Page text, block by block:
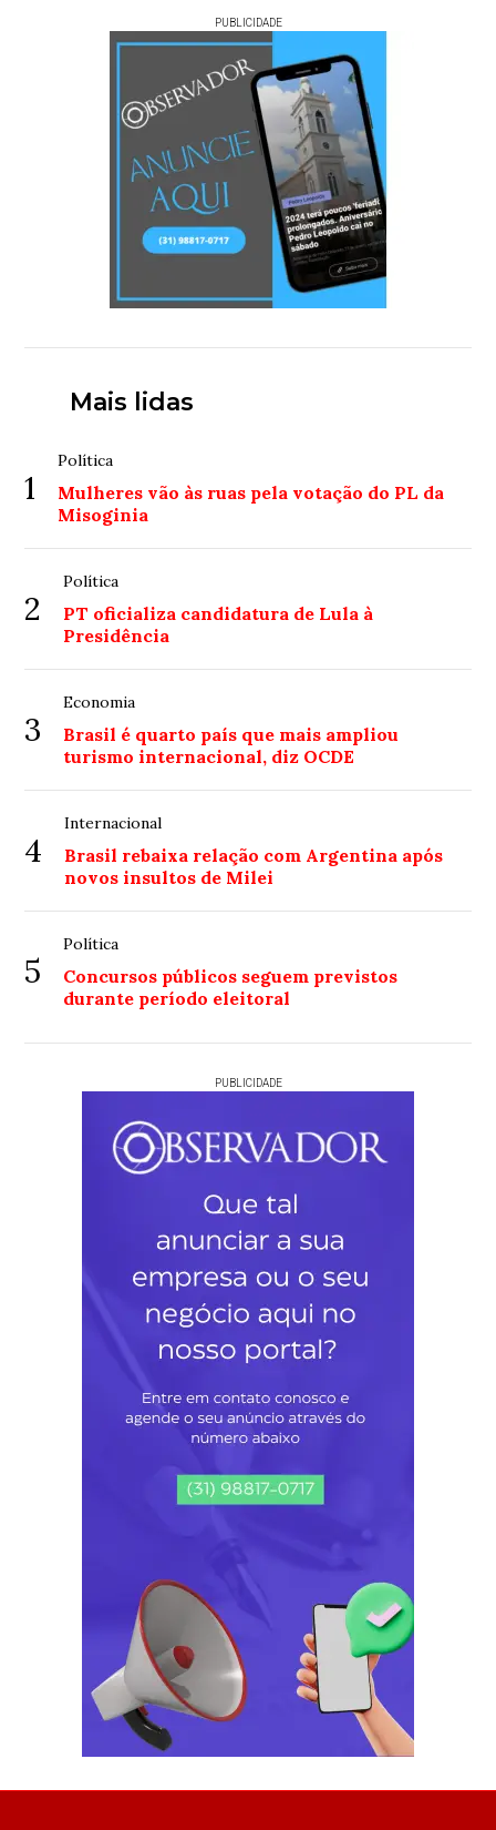
PUBLICIDADE
Mais lidas
1
Política
Mulheres vão às ruas pela votação do PL da
Misoginia
2
Política
PT oficializa candidatura de Lula à
Presidência
3
Economia
Brasil é quarto país que mais ampliou
turismo internacional, diz OCDE
4
Internacional
Brasil rebaixa relação com Argentina após
novos insultos de Milei
5
Política
Concursos públicos seguem previstos
durante período eleitoral
PUBLICIDADE